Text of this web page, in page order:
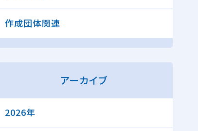
作成団体関連
アーカイブ
2026年